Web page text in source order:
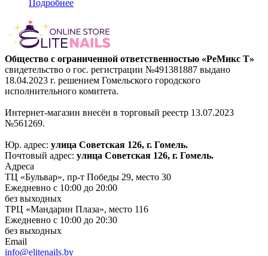
Подробнее
Общество с ограниченной ответственностью «РеМикс Т»
свидетельство о гос. регистрации №491381887 выдано
18.04.2023 г. решением Гомельского городского
исполнительного комитета.
Интернет-магазин внесён в торговый реестр 13.07.2023
№561269.
Юр. адрес: улица Советская 126, г. Гомель.
Почтовый адрес: улица Советская 126, г. Гомель.
Адреса
ТЦ «Бульвар», пр-т Победы 29, место 30
Ежедневно с 10:00 до 20:00
без выходных
ТРЦ «Мандарин Плаза», место 116
Ежедневно с 10:00 до 20:30
без выходных
Email
info@elitenails.by